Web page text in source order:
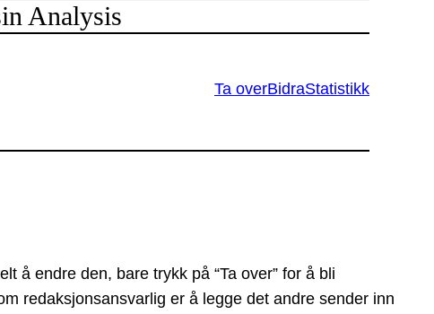
Analysis
Ta overBidraStatistikk
å endre den, bare trykk på “Ta over” for å bli
redaksjonsansvarlig er å legge det andre sender inn